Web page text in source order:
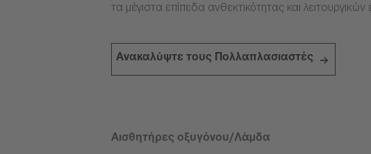
τα μέγιστα επίπεδα ανθεκτικότητας και λειτουργικών
Ανακαλύψτε τους Πολλαπλασιαστές
Αισθητήρες οξυγόνου/Λάμδα